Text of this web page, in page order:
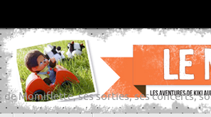
de Momiflette, ses sorties, ses concerts,